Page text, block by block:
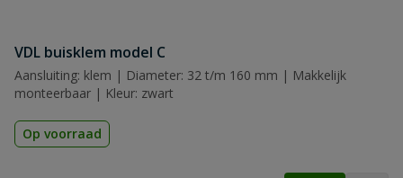
Beoordeling versturen
VDL buisklem model C
Aansluiting: klem | Diameter: 32 t/m 160 mm | Makkelijk
monteerbaar | Kleur: zwart
Op voorraad